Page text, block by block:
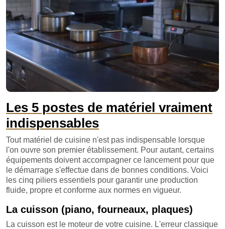
Les 5 postes de matériel vraiment
indispensables
Tout matériel de cuisine n'est pas indispensable lorsque
l'on ouvre son premier établissement. Pour autant, certains
équipements doivent accompagner ce lancement pour que
le démarrage s'effectue dans de bonnes conditions. Voici
les cinq piliers essentiels pour garantir une production
fluide, propre et conforme aux normes en vigueur.
La cuisson (piano, fourneaux, plaques)
La cuisson est le moteur de votre cuisine. L'erreur classique